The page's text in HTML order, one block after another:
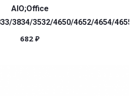
AIO;Office
3834/3532/4650/4652/4654/4655/
682 ₽